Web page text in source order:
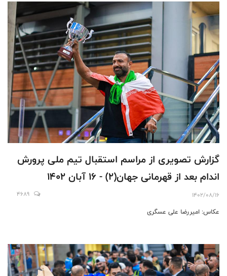
گزارش تصویری از مراسم استقبال تیم ملی پرورش
اندام بعد از قهرمانی جهان(2) - 16 آبان 1402
1402/08/16
4689
عکاس: امیررضا علی عسگری